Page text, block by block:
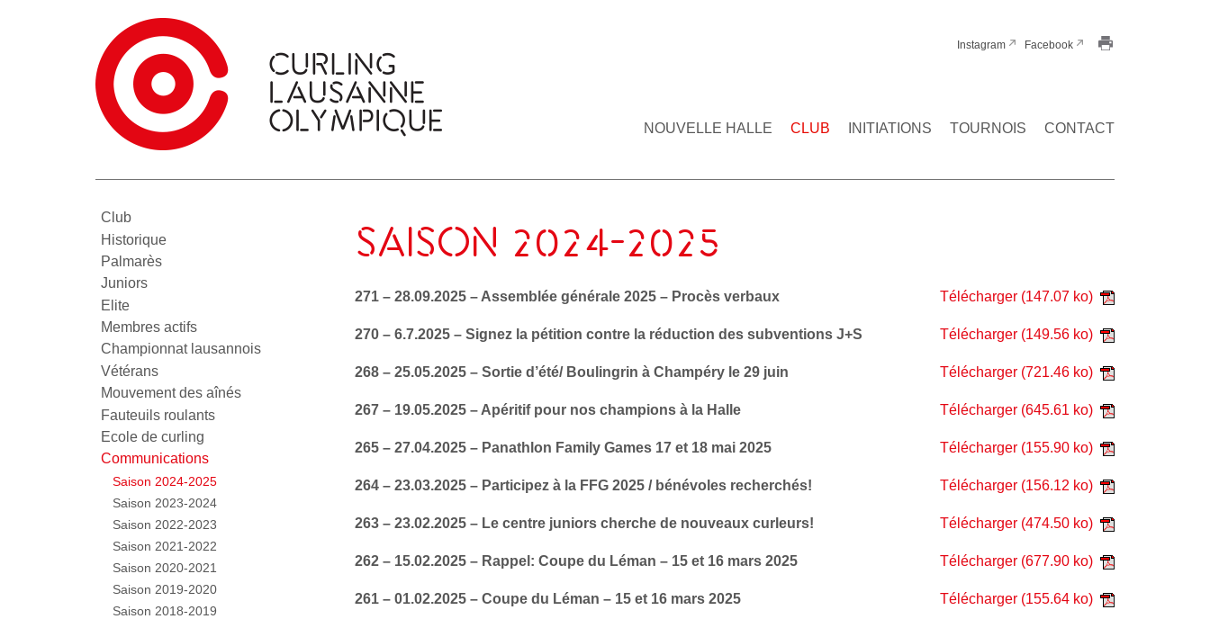
Instagram Facebook
NOUVELLE HALLE CLUB INITIATIONS TOURNOIS CONTACT
Club
Historique
Palmarès
Juniors
Elite
Membres actifs
Championnat lausannois
Vétérans
Mouvement des aînés
Fauteuils roulants
Ecole de curling
Communications
Saison 2024-2025
Saison 2023-2024
Saison 2022-2023
Saison 2021-2022
Saison 2020-2021
Saison 2019-2020
Saison 2018-2019
SAISON 2024-2025
Télécharger (147.07 ko)
271 – 28.09.2025 – Assemblée générale 2025 – Procès verbaux
Télécharger (149.56 ko)
270 – 6.7.2025 – Signez la pétition contre la réduction des subventions J+S
Télécharger (721.46 ko)
268 – 25.05.2025 – Sortie d’été/ Boulingrin à Champéry le 29 juin
Télécharger (645.61 ko)
267 – 19.05.2025 – Apéritif pour nos champions à la Halle
Télécharger (155.90 ko)
265 – 27.04.2025 – Panathlon Family Games 17 et 18 mai 2025
Télécharger (156.12 ko)
264 – 23.03.2025 – Participez à la FFG 2025 / bénévoles recherchés!
Télécharger (474.50 ko)
263 – 23.02.2025 – Le centre juniors cherche de nouveaux curleurs!
Télécharger (677.90 ko)
262 – 15.02.2025 – Rappel: Coupe du Léman – 15 et 16 mars 2025
Télécharger (155.64 ko)
261 – 01.02.2025 – Coupe du Léman – 15 et 16 mars 2025